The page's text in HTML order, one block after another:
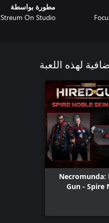
مطورة بواسطة
Streum On Studio
لهذه اللعبة
Necromunda:
Gun - Spire